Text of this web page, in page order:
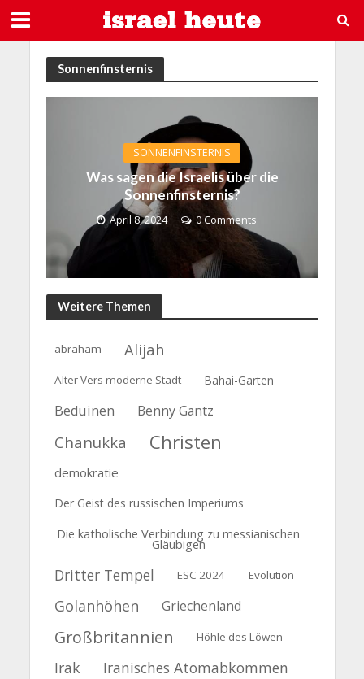
Sonnenfinsternis
SONNENFINSTERNIS
Was sagen die Israelis über die
Sonnenfinsternis?
April 8, 2024 0 Comments
Weitere Themen
abraham Alijah
Alter Vers moderne Stadt Bahai-Garten
Beduinen Benny Gantz
Chanukka Christen
demokratie
Der Geist des russischen Imperiums
Die katholische Verbindung zu messianischen
Gläubigen
Dritter Tempel ESC 2024 Evolution
Golanhöhen Griechenland
Großbritannien Höhle des Löwen
Irak Iranisches Atomabkommen